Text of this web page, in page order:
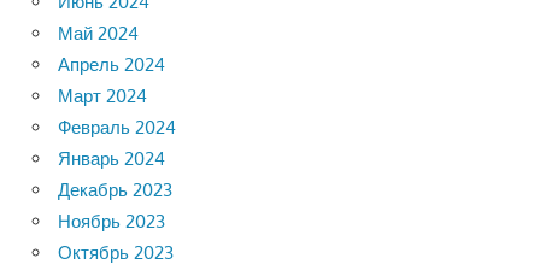
Май 2024
Апрель 2024
Март 2024
Февраль 2024
Январь 2024
Декабрь 2023
Ноябрь 2023
Октябрь 2023